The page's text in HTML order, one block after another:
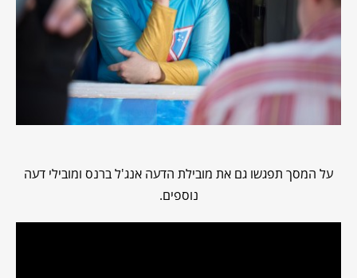
על המסך תפגשו גם את מובילת הדעה אנג'ל ברנס ומובילי דעה
נוספים.